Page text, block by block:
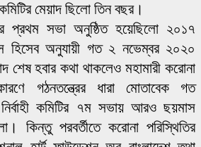
মেয়াদ ছিলো তিন বছর।
প্রথম সভা অনুষ্ঠিত হয়েছিলো ২০১৭
হিসেব অনুযায়ী গত ২ নভেম্বর ২০২০
শেষ হবার কথা থাকলেও মহামারী করোনা
গঠনতন্ত্রের ধারা মোতাবেক গত
কমিটির ৭ম সভায় আরও ছয়মাস
কিন্তু পরবর্তীতে করোনা পরিস্থিতির